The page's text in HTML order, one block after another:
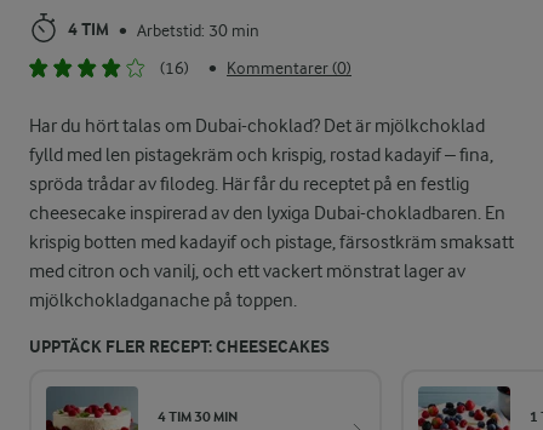
4 TIM • Arbetstid: 30 min
(16)
• Kommentarer (0)
Har du hört talas om Dubai-choklad? Det är mjölkchoklad
fylld med len pistagekräm och krispig, rostad kadayif – fina,
spröda trådar av filodeg. Här får du receptet på en festlig
cheesecake inspirerad av den lyxiga Dubai-chokladbaren. En
krispig botten med kadayif och pistage, färsostkräm smaksatt
med citron och vanilj, och ett vackert mönstrat lager av
mjölkchokladganache på toppen.
UPPTÄCK FLER RECEPT: CHEESECAKES
4 TIM 30 MIN 1